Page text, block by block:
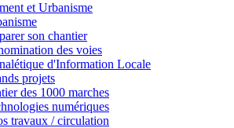
et Urbanisme
son chantier
des voies
d'Information Locale
projets
des 1000 marches
numériques
travaux / circulation